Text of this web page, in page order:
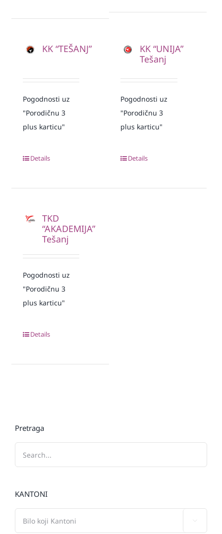
KK “TEŠANJ”
Pogodnosti uz
"Porodičnu 3
plus karticu"
Details
KK “UNIJA”
Tešanj
Pogodnosti uz
"Porodičnu 3
plus karticu"
Details
TKD
“AKADEMIJA”
Tešanj
Pogodnosti uz
"Porodičnu 3
plus karticu"
Details
Pretraga
KANTONI